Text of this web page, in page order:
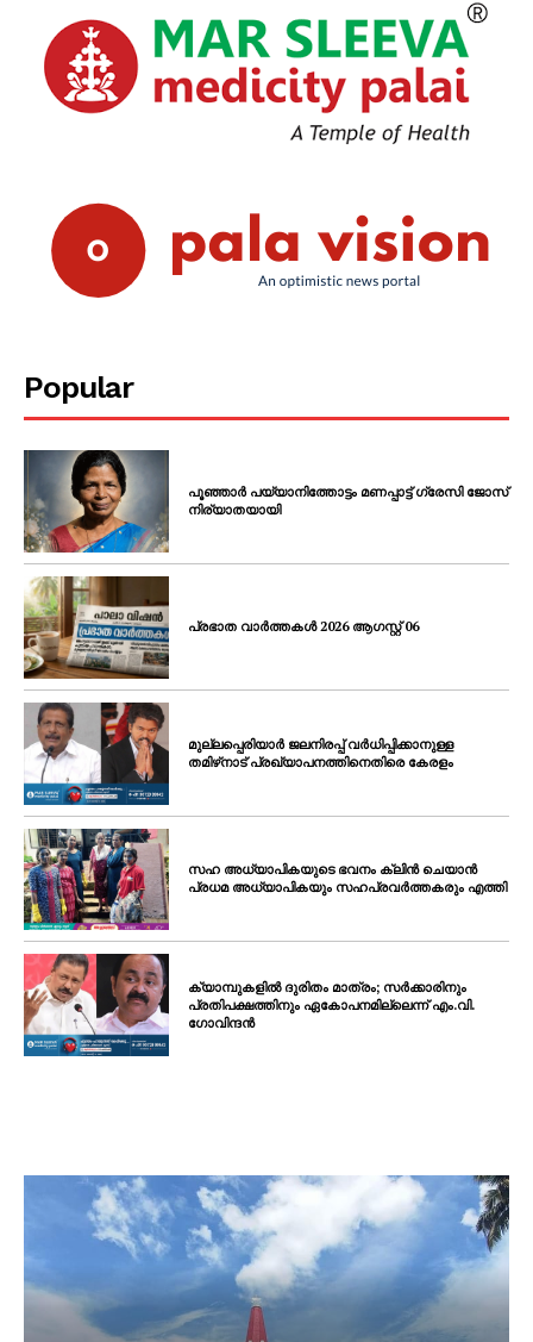
Contact us
Subscription Plans
My account
Popular
പൂഞ്ഞാർ പയ്യാനിത്തോട്ടം മണപ്പാട്ട് ഗ്രേസി ജോസ്
നിര്യാതയായി
പ്രഭാത വാർത്തകൾ 2026 ആഗസ്റ്റ് 06
മുല്ലപ്പെരിയാർ ജലനിരപ്പ് വർധിപ്പിക്കാനുള്ള
തമിഴ്‌നാട് പ്രഖ്യാപനത്തിനെതിരെ കേരളം
സഹ അധ്യാപികയുടെ ഭവനം ക്ലിൻ ചെയാൻ
പ്രധമ അധ്യാപികയും സഹപ്രവർത്തകരും എത്തി
ക്യാമ്പുകളിൽ ദുരിതം മാത്രം; സർക്കാരിനും
പ്രതിപക്ഷത്തിനും ഏകോപനമില്ലെന്ന് എം.വി.
ഗോവിന്ദൻ